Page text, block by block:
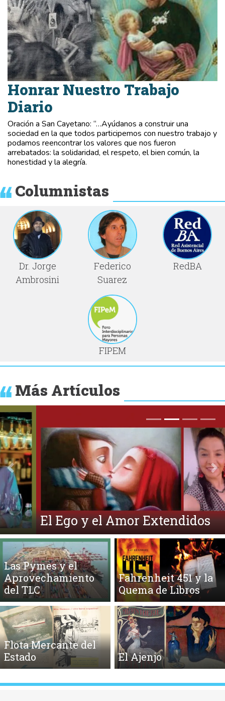
Honrar Nuestro Trabajo
Diario
Oración a San Cayetano: “…Ayúdanos a construir una
sociedad en la que todos participemos con nuestro trabajo y
podamos reencontrar los valores que nos fueron
arrebatados: la solidaridad, el respeto, el bien común, la
honestidad y la alegría.
Columnistas
Dr. Jorge
Ambrosini
Federico
Suarez
RedBA
FIPEM
Más Artículos
El Ego y el Amor Extendidos
Anterior
Las Pymes y el
Aprovechamiento
del TLC
Fahrenheit 451 y la
Quema de Libros
Flota Mercante del
Estado
El Ajenjo